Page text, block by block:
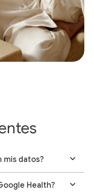
mis datos?
Health?